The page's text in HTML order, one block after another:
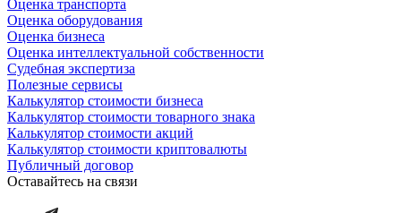
Оценка транспорта
Оценка оборудования
Оценка бизнеса
Оценка интеллектуальной собственности
Судебная экспертиза
Полезные сервисы
Калькулятор стоимости бизнеса
Калькулятор стоимости товарного знака
Калькулятор стоимости акций
Калькулятор стоимости криптовалюты
Публичный договор
Оставайтесь на связи